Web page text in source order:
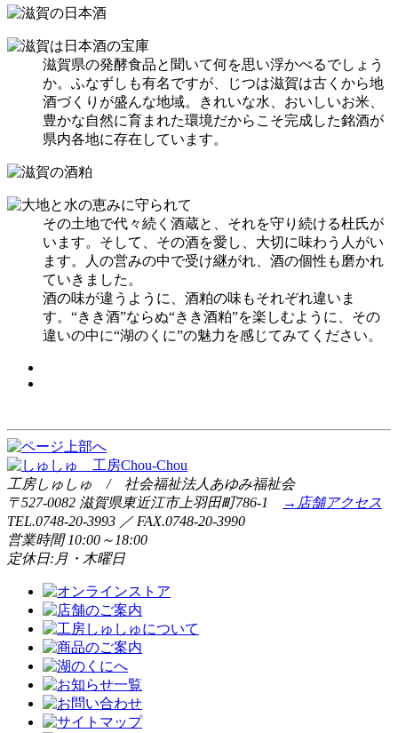
滋賀県の発酵食品と聞いて何を思い浮かべるでしょう
か。ふなずしも有名ですが、じつは滋賀は古くから地
酒づくりが盛んな地域。きれいな水、おいしいお米、
豊かな自然に育まれた環境だからこそ完成した銘酒が
県内各地に存在しています。
その土地で代々続く酒蔵と、それを守り続ける杜氏が
います。そして、その酒を愛し、大切に味わう人がい
ます。人の営みの中で受け継がれ、酒の個性も磨かれ
ていきました。
酒の味が違うように、酒粕の味もそれぞれ違いま
す。“きき酒”ならぬ“きき酒粕”を楽しむように、その
違いの中に“湖のくに”の魅力を感じてみてください。
工房しゅしゅ / 社会福祉法人あゆみ福祉会
〒527-0082 滋賀県東近江市上羽田町786-1
→店舗アクセス
TEL.0748-20-3993 ／ FAX.0748-20-3990
営業時間 10:00～18:00
定休日:月・木曜日